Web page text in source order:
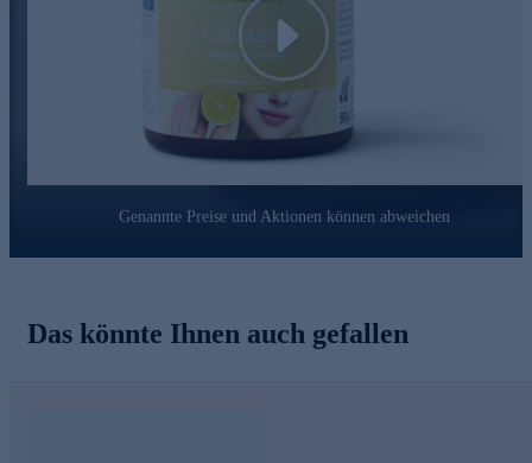
Mitmenschen.
Play
Genannte Preise und Aktionen können abweichen
Das könnte Ihnen auch gefallen